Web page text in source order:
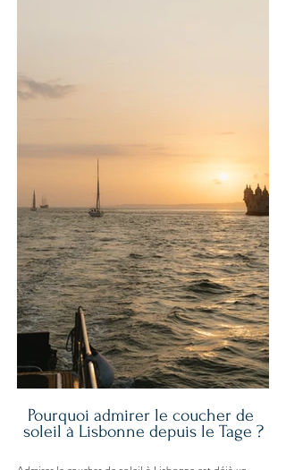
Pourquoi admirer le coucher de
soleil à Lisbonne depuis le Tage ?